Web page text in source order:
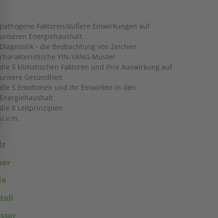
pathogene Faktoren/äußere Einwirkungen auf
unseren Energiehaushalt
Diagnostik - die Beobachtung von Zeichen
charakteristische YIN-YANG-Muster
die 5 klimatischen Faktoren und ihre Auswirkung auf
unsere Gesundheit
die 5 Emotionen und ihr Einwirken in den
Energiehaushalt
die 8 Leitprinzipien
u.v.m.